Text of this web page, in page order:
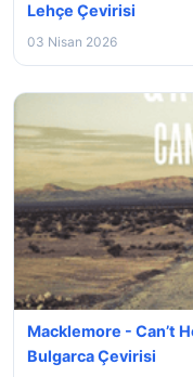
Lehçe Çevirisi
03 Nisan 2026
Macklemore - Can’t
Bulgarca Çevirisi